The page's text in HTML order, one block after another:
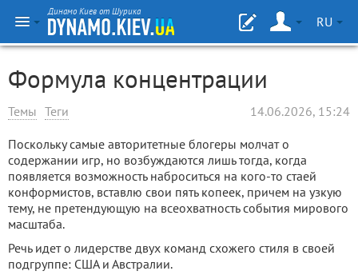
Динамо Киев от Шурика
RU
Формула концентрации
Темы Теги 14.06.2026, 15:24
Поскольку самые авторитетные блогеры молчат о
содержании игр, но возбуждаются лишь тогда, когда
появляется возможность наброситься на кого-то стаей
конформистов, вставлю свои пять копеек, причем на узкую
тему, не претендующую на всеохватность события мирового
масштаба.
Речь идет о лидерстве двух команд схожего стиля в своей
подгруппе: США и Австралии.